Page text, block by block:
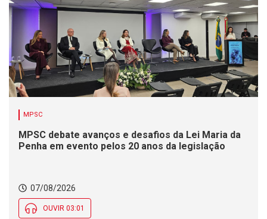
MPSC
MPSC debate avanços e desafios da Lei Maria da
Penha em evento pelos 20 anos da legislação
07/08/2026
OUVIR 03:01